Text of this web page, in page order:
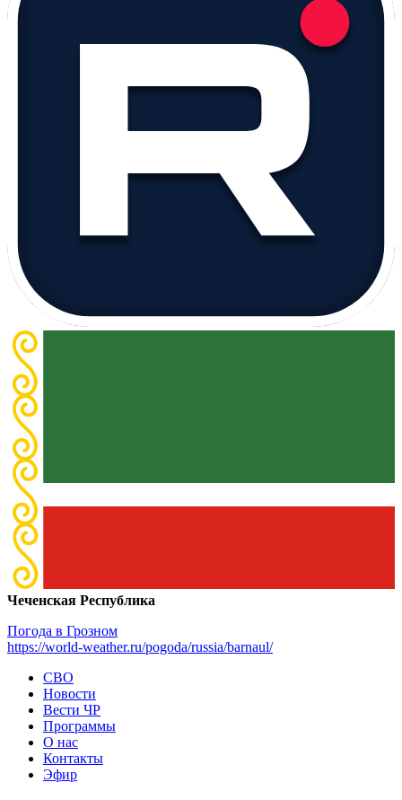
Чеченская Республика
Погода в Грозном
https://world-weather.ru/pogoda/russia/barnaul/
СВО
Новости
Вести ЧР
Программы
О нас
Контакты
Эфир